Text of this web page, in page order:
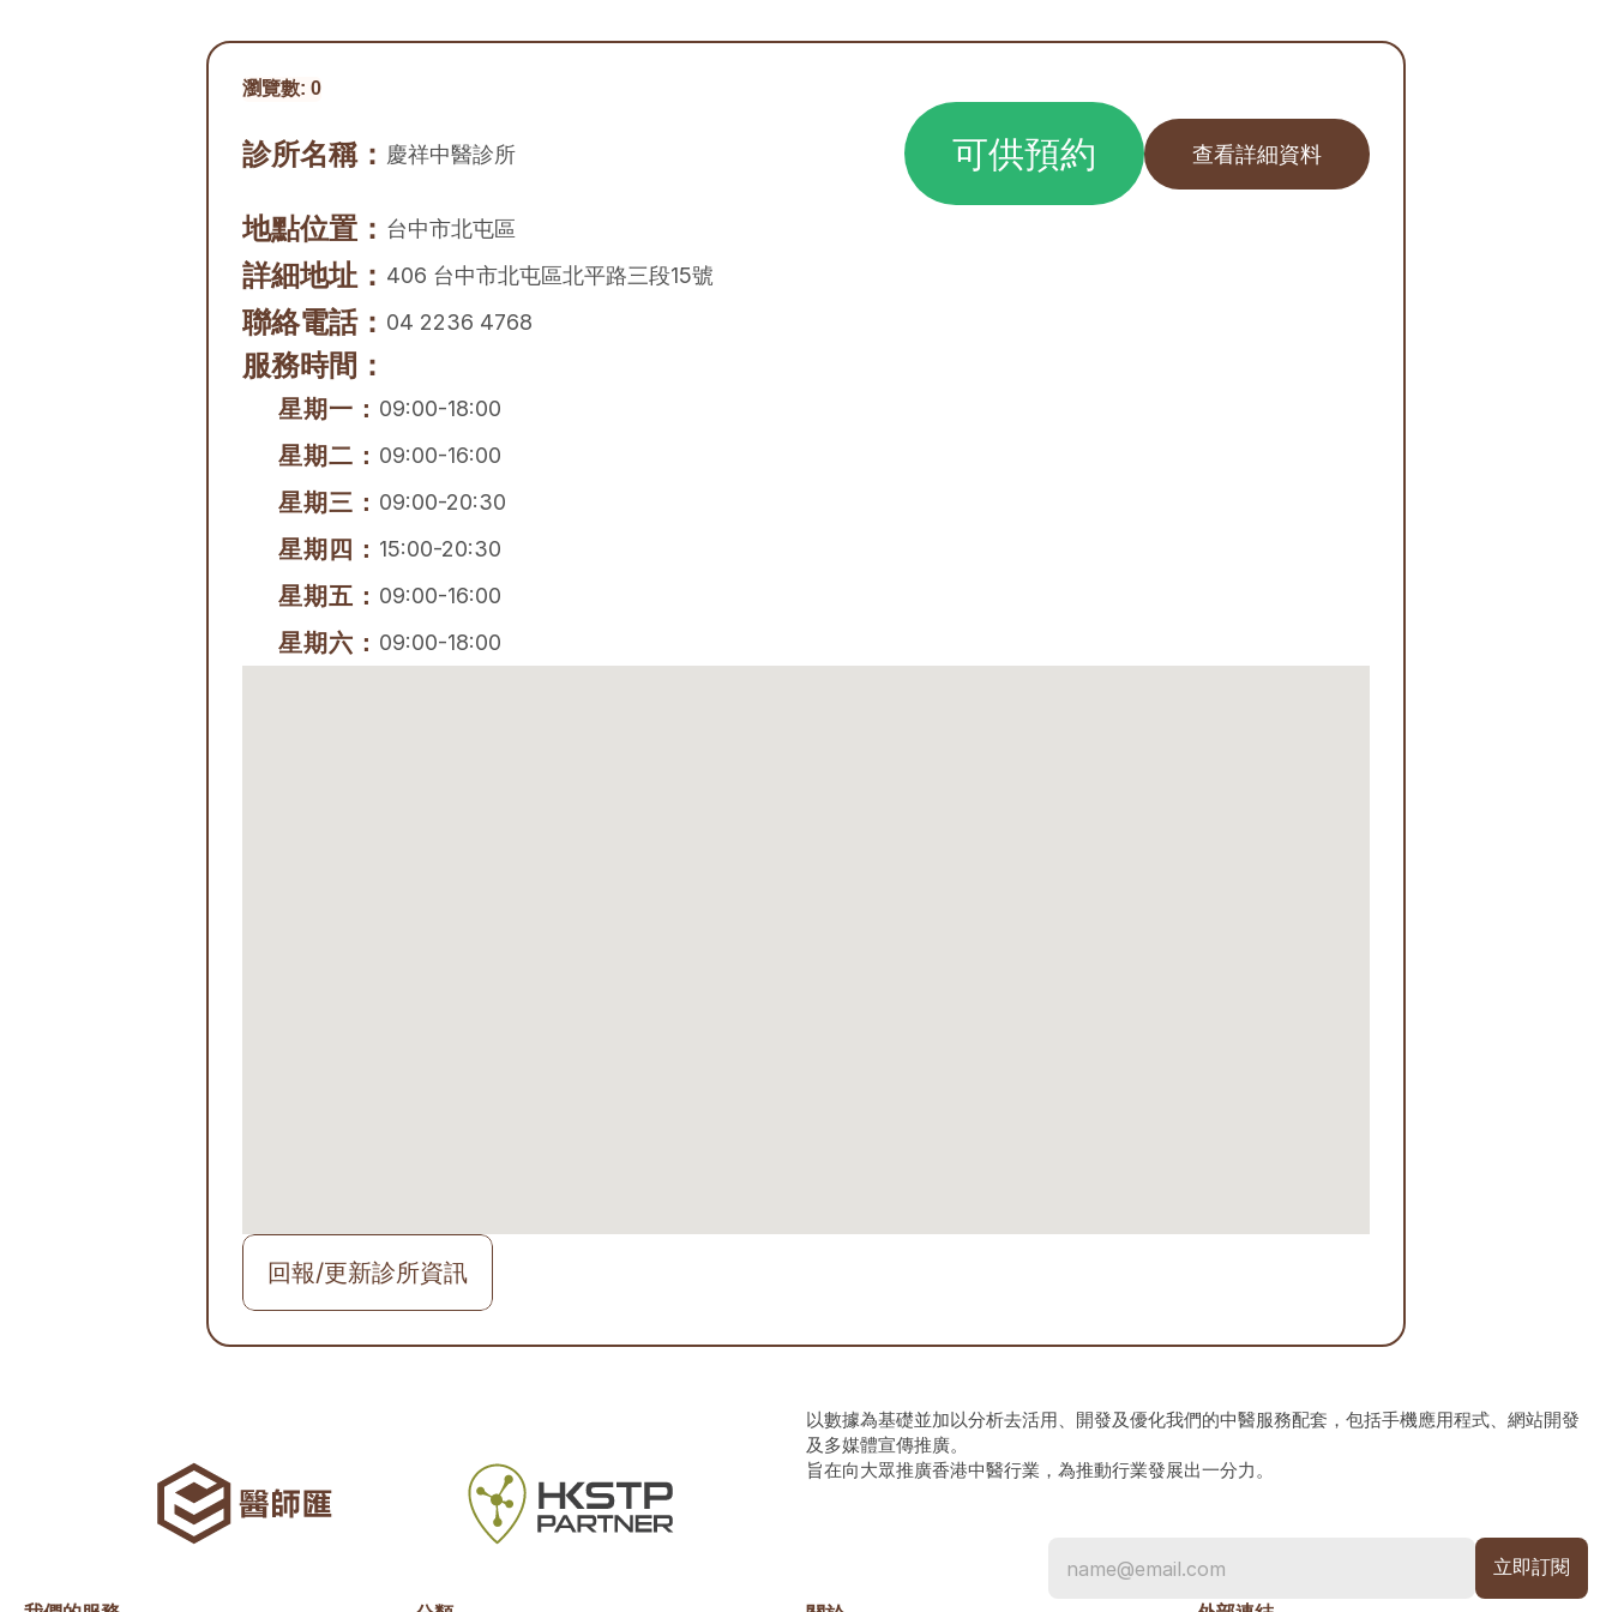
瀏覽數: 0
診所名稱： 慶祥中醫診所 可供預約 查看詳細資料
地點位置： 台中市北屯區
詳細地址： 406 台中市北屯區北平路三段15號
聯絡電話： 04 2236 4768
服務時間：
星期一： 09:00-18:00
星期二： 09:00-16:00
星期三： 09:00-20:30
星期四： 15:00-20:30
星期五： 09:00-16:00
星期六： 09:00-18:00
回報/更新診所資訊
以數據為基礎並加以分析去活用、開發及優化我們的中醫服務配套，包括手機應用程式、網站開發
及多媒體宣傳推廣。
旨在向大眾推廣香港中醫行業，為推動行業發展出一分力。